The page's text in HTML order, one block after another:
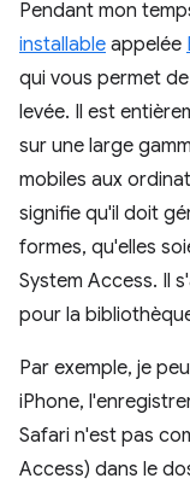
Pendant mon
installable appelée
qui vous permet
levée. Il est
sur une large
mobiles aux
signifie qu'il doit
formes, qu'elles
System Access. Il
pour la
Par exemple, je
iPhone,
Safari n'est pas
Access) dans le